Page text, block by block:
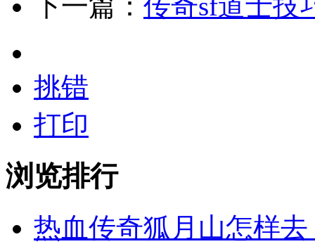
挑错
打印
浏览排行
热血传奇狐月山怎样